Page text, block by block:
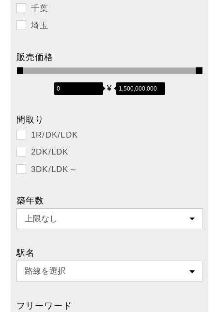
千葉
埼玉
販売価格
¥
間取り
1R/DK/LDK
2DK/LDK
3DK/LDK～
築年数
駅名
フリーワード